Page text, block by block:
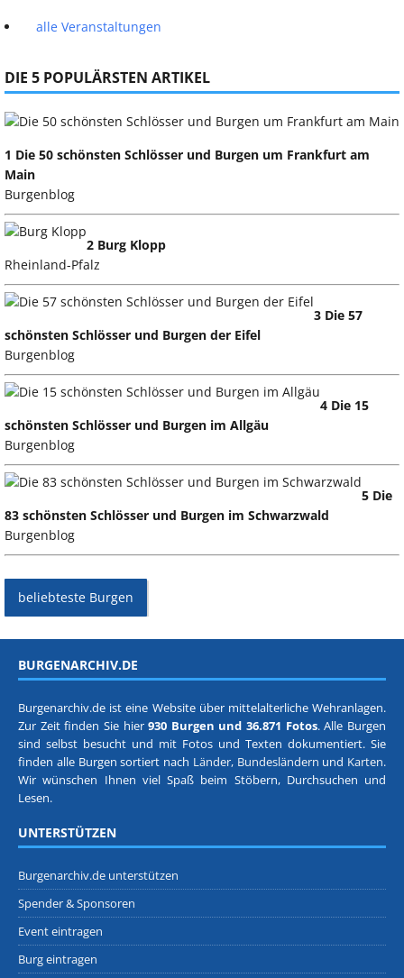
alle Veranstaltungen
DIE 5 POPULÄRSTEN ARTIKEL
1 Die 50 schönsten Schlösser und Burgen um Frankfurt am
Main
Burgenblog
2 Burg Klopp
Rheinland-Pfalz
3 Die 57
schönsten Schlösser und Burgen der Eifel
Burgenblog
4 Die 15
schönsten Schlösser und Burgen im Allgäu
Burgenblog
5 Die
83 schönsten Schlösser und Burgen im Schwarzwald
Burgenblog
beliebteste Burgen
BURGENARCHIV.DE
Burgenarchiv.de ist eine Website über mittelalterliche Wehranlagen.
Zur Zeit finden Sie hier930 Burgen und 36.871 Fotos. Alle Burgen
sind selbst besucht und mit Fotos und Texten dokumentiert. Sie
finden alle Burgen sortiert nach Länder, Bundesländern und Karten.
Wir wünschen Ihnen viel Spaß beim Stöbern, Durchsuchen und
Lesen.
UNTERSTÜTZEN
Burgenarchiv.de unterstützen
Spender & Sponsoren
Event eintragen
Burg eintragen